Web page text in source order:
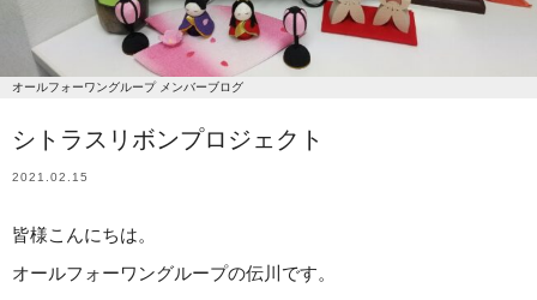
オールフォーワングループ メンバーブログ
シトラスリボンプロジェクト
2021.02.15
皆様こんにちは。
オールフォーワングループの伝川です。